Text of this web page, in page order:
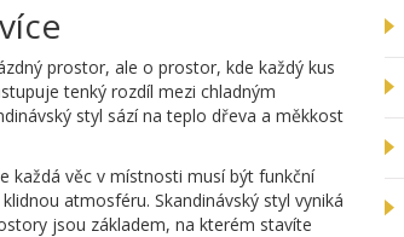
prostor, ale o prostor, kde každý kus
tenký rozdíl mezi chladným
styl sází na teplo dřeva a měkkost
každá věc v místnosti musí být funkční
atmosféru. Skandinávský styl vyniká
jsou základem, na kterém stavíte